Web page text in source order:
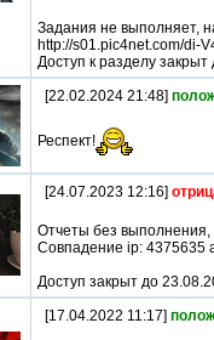
Задания не выполняет,
http://s01.pic4net.com/di-
Доступ к разделу
[22.02.2024 21:48]
Респект!
[24.07.2023 12:16]
Отчеты без выполнения,
Совпадение ip: 4375635
Доступ закрыт до
[17.04.2022 11:17]